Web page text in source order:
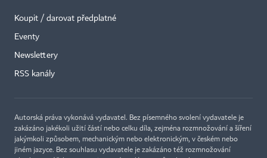
Koupit / darovat předplatné
Eventy
Newslettery
RSS kanály
Autorská práva vykonává vydavatel. Bez písemného svolení vydavatele je
zakázáno jakékoli užití částí nebo celku díla, zejména rozmnožování a šíření
jakýmkoli způsobem, mechanickým nebo elektronickým, v českém nebo
jiném jazyce. Bez souhlasu vydavatele je zakázáno též rozmnožování